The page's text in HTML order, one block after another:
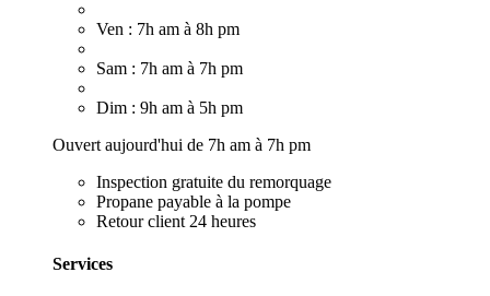
Ven : 7h am à 8h pm
Sam : 7h am à 7h pm
Dim : 9h am à 5h pm
Ouvert aujourd'hui de 7h am à 7h pm
Inspection gratuite du remorquage
Propane payable à la pompe
Retour client 24 heures
Services